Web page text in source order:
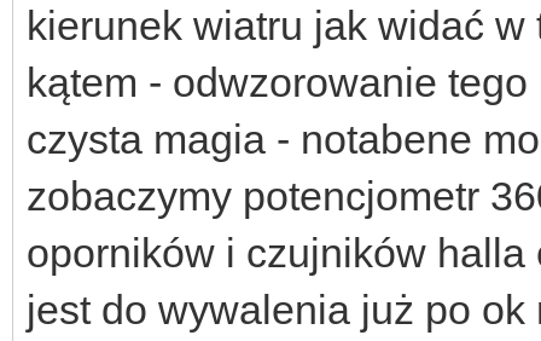
kierunek wiatru jak widać
kątem - odwzorowanie
czysta magia - notabene
zobaczymy potencjometr
oporników i czujników
jest do wywalenia już po